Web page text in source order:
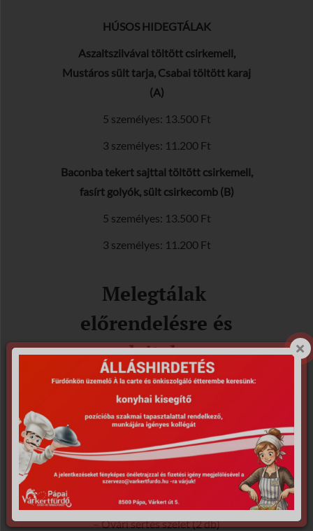
HÚSOS HIDEGTÁLAK
Aszaltszilvával töltött csirkemell,
Mustáros sült tarja, Csabai töltött karaj
(A)
5 személyes: 13.500 Ft
3 személyes: 11.200 Ft
Baconba tekert sajttal töltött csirkemell,
fasírt golyók, sült csirkecomb (B)
5 személyes: 13.500 Ft
3 személyes: 11.200 Ft
Melegtálak
előrendelésre és
elvitelre
5 személyes tálak (A)
– Sertés cordon (2 db)
– Rántott sajt (3 db)
– Csirkemell párizsi (3 db)
– Óvári sertés szelet (2 db)